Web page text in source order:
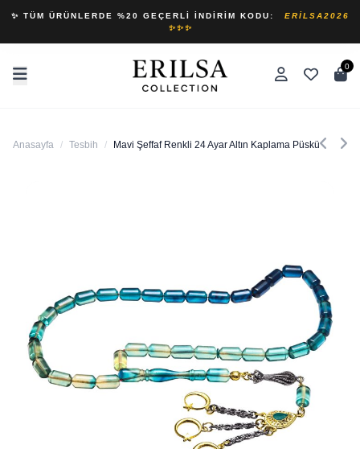
✨ TÜM ÜRÜNLERDE %20 GEÇERLI İNDIRIM KODU:
ERILSA2026
✨✨✨
0
Anasayfa / Tesbih / Mavi Şeffaf Renkli 24 Ayar Altın Kaplama Püsküllü Ateş